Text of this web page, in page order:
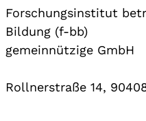
Forschungsinstitut
Bildung (f-bb)
gemeinnützige GmbH
Rollnerstraße 14,